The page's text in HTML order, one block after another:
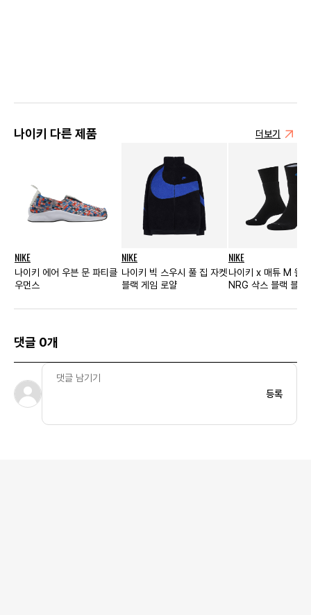
나이키 다른 제품 더보기
NIKE
나이키 에어 우븐 문 파티클
우먼스
NIKE
나이키 빅 스우시 풀 집 자켓
블랙 게임 로얄
NIKE
나이키 x 매튜 M 윌
NRG 삭스 블랙 블루
댓글 0개
등록